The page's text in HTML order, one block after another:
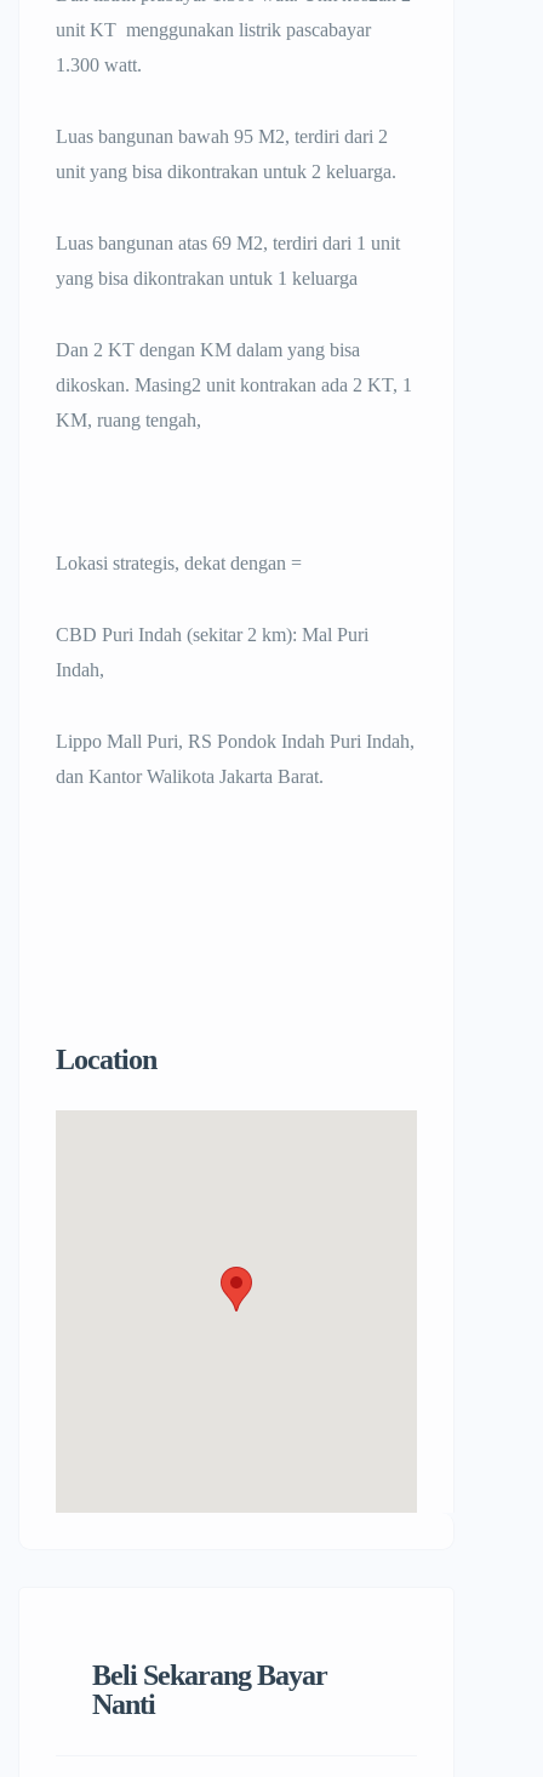
unit KT menggunakan listrik pascabayar
1.300 watt.
Luas bangunan bawah 95 M2, terdiri dari 2
unit yang bisa dikontrakan untuk 2 keluarga.
Luas bangunan atas 69 M2, terdiri dari 1 unit
yang bisa dikontrakan untuk 1 keluarga
Dan 2 KT dengan KM dalam yang bisa
dikoskan. Masing2 unit kontrakan ada 2 KT, 1
KM, ruang tengah,
Lokasi strategis, dekat dengan =
CBD Puri Indah (sekitar 2 km): Mal Puri
Indah,
Lippo Mall Puri, RS Pondok Indah Puri Indah,
dan Kantor Walikota Jakarta Barat.
Location
Beli Sekarang Bayar
Nanti